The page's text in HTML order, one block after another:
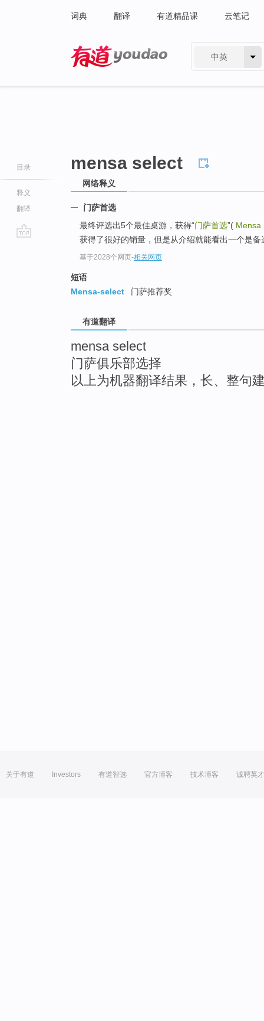
词典 翻译 有道精品课 云笔记
中英
目录
释义
翻译
mensa select
网络释义
门萨首选
最终评选出5个最佳桌游，获得“门萨首选”( Mensa
获得了很好的销量，但是从介绍就能看出一个是
基于2028个网页-相关网页
短语
Mensa-select
门萨推荐奖
有道翻译
mensa select
门萨俱乐部选择
以上为机器翻译结果，长、整句
关于有道 Investors 有道智选 官方博客 技术博客 诚聘英才